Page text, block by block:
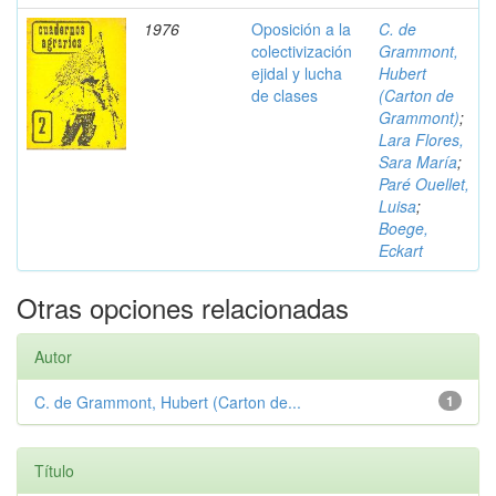
1976
Oposición a la
colectivización
ejidal y lucha
de clases
C. de
Grammont,
Hubert
(Carton de
Grammont);
Lara Flores,
Sara María;
Paré Ouellet,
Luisa;
Boege,
Eckart
Otras opciones relacionadas
Autor
1
C. de Grammont, Hubert (Carton de...
Título